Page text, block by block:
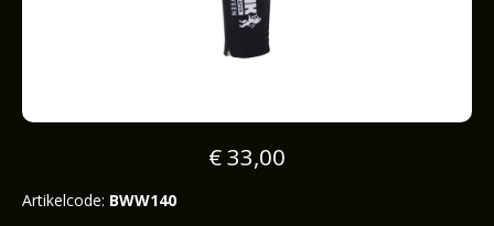
€ 33,00
Artikelcode: BWW140